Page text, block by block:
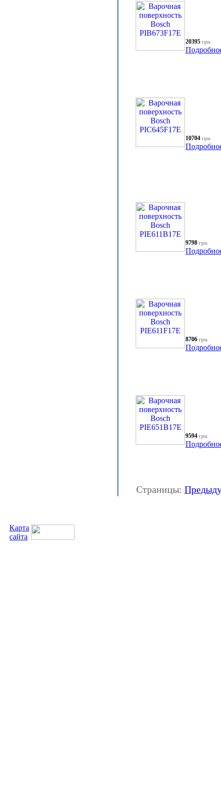
20395 грн.
10704 грн.
9798 грн.
8706 грн.
9594 грн.
Страницы:
Карта
сайта